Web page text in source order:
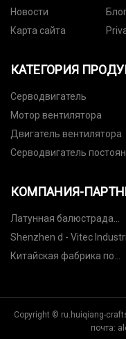
Новости
Карта сайта
КАТЕГОРИЯ
Серводвигатель
Мотор вентилятора
Двигатель вентилятора
Серводвигатель
КОМПАНИЯ-
Латунная балюстрада
Поставщики
Shenzhen d - Vitec
Ltd.
Китайская фабрика по
Copyright © ru.huiqiang-
почта: